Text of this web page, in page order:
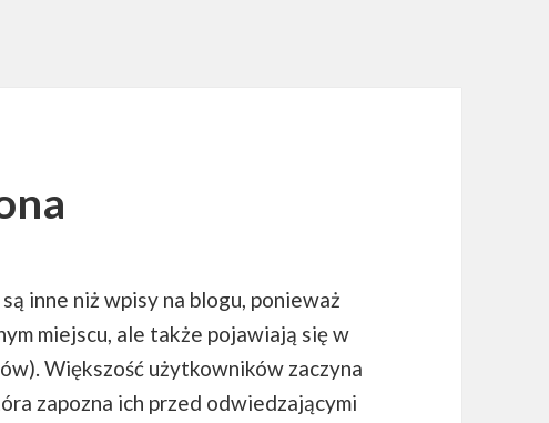
inne niż wpisy na blogu, ponieważ
miejscu, ale także pojawiają się w
Większość użytkowników zaczyna
zapozna ich przed odwiedzającymi